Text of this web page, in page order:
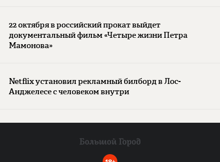
22 октября в российский прокат выйдет
документальный фильм «Четыре жизни Петра
Мамонова»
Netflix установил рекламный билборд в Лос-
Анджелесе с человеком внутри